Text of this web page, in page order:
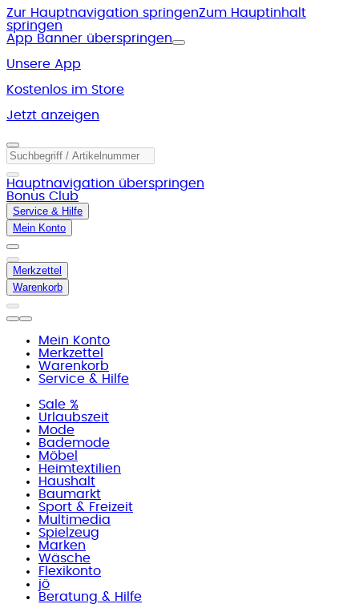
Zur Hauptnavigation springenZum Hauptinhalt
springen
App Banner überspringen
Unsere App
Kostenlos im Store
Jetzt anzeigen
Hauptnavigation überspringen
Bonus Club
Service & Hilfe
Mein Konto
Merkzettel
Warenkorb
Mein Konto
Merkzettel
Warenkorb
Service & Hilfe
Sale %
Urlaubszeit
Mode
Bademode
Möbel
Heimtextilien
Haushalt
Baumarkt
Sport & Freizeit
Multimedia
Spielzeug
Marken
Wäsche
Flexikonto
jö
Beratung & Hilfe